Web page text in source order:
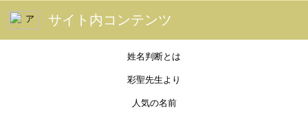
サイト内コンテンツ
姓名判断とは
彩聖先生より
人気の名前